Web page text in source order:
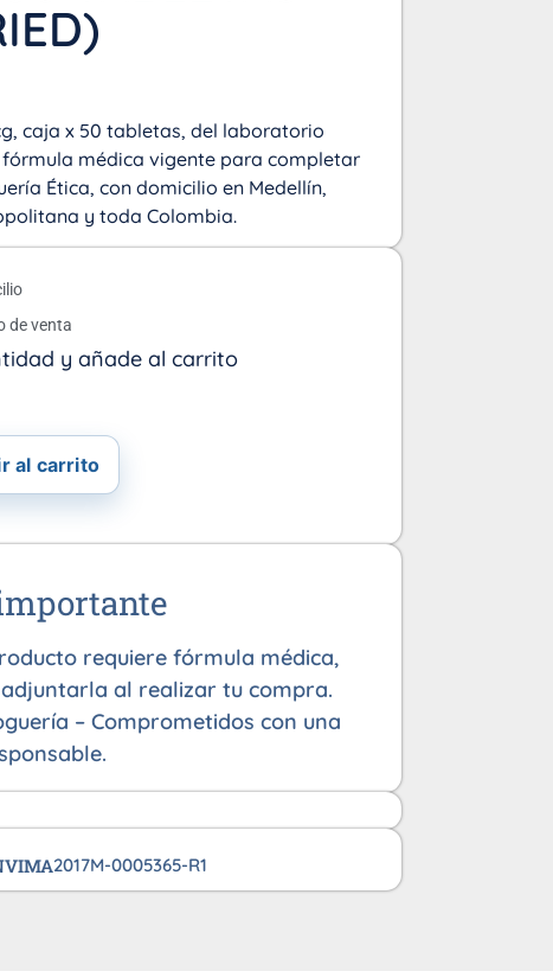
caja x 50 tabletas, del laboratorio
fórmula médica vigente para completar
Ética, con domicilio en Medellín,
y toda Colombia.
de venta
y añade al carrito
al carrito
requiere fórmula médica,
al realizar tu compra.
– Comprometidos con una
2017M-0005365-R1